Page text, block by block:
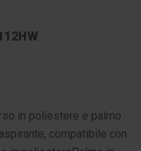
in poliestere e palmo
compatibile con